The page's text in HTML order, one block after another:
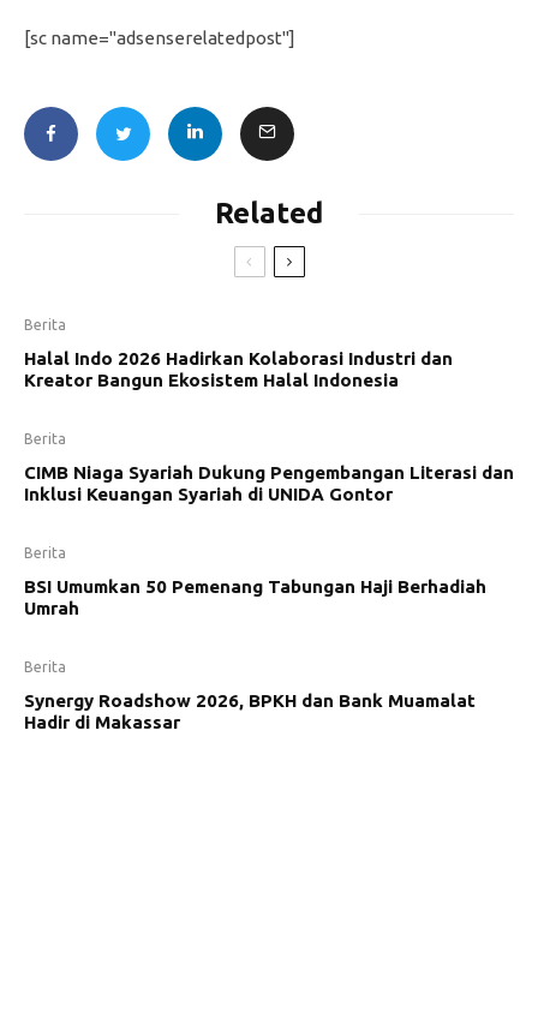
[sc name="adsenserelatedpost"]
Related
Berita
Halal Indo 2026 Hadirkan Kolaborasi Industri dan
Kreator Bangun Ekosistem Halal Indonesia
Berita
CIMB Niaga Syariah Dukung Pengembangan Literasi dan
Inklusi Keuangan Syariah di UNIDA Gontor
Berita
BSI Umumkan 50 Pemenang Tabungan Haji Berhadiah
Umrah
Berita
Synergy Roadshow 2026, BPKH dan Bank Muamalat
Hadir di Makassar